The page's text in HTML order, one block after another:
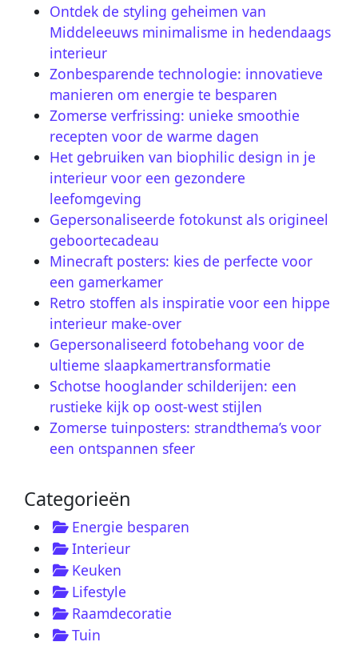
Ontdek de styling geheimen van
Middeleeuws minimalisme in hedendaags
interieur
Zonbesparende technologie: innovatieve
manieren om energie te besparen
Zomerse verfrissing: unieke smoothie
recepten voor de warme dagen
Het gebruiken van biophilic design in je
interieur voor een gezondere
leefomgeving
Gepersonaliseerde fotokunst als origineel
geboortecadeau
Minecraft posters: kies de perfecte voor
een gamerkamer
Retro stoffen als inspiratie voor een hippe
interieur make-over
Gepersonaliseerd fotobehang voor de
ultieme slaapkamertransformatie
Schotse hooglander schilderijen: een
rustieke kijk op oost-west stijlen
Zomerse tuinposters: strandthema’s voor
een ontspannen sfeer
Categorieën
Energie besparen
Interieur
Keuken
Lifestyle
Raamdecoratie
Tuin